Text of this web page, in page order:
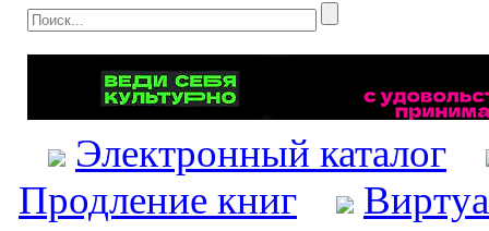
Электронный каталог
Продление книг